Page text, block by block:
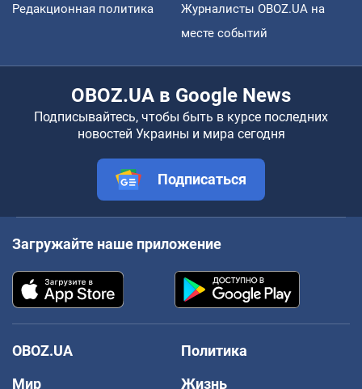
Редакционная политика
Журналисты OBOZ.UA на
месте событий
OBOZ.UA в Google News
Подписывайтесь, чтобы быть в курсе последних
новостей Украины и мира сегодня
Подписаться
Загружайте наше приложение
OBOZ.UA
Политика
Мир
Жизнь